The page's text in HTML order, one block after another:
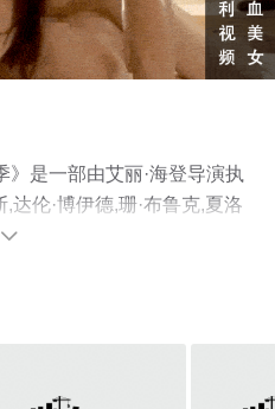
是一部由艾丽·海登导演执
达伦·博伊德,珊·布鲁克,夏洛
根,斯嘉丽·雷纳,库珀·特纳,吉
观看高清无删减完整版电
